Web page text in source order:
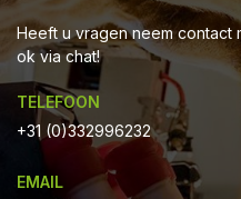
Heeft u vragen neem contact
ok via chat!
TELEFOON
+31 (0)332996232
EMAIL